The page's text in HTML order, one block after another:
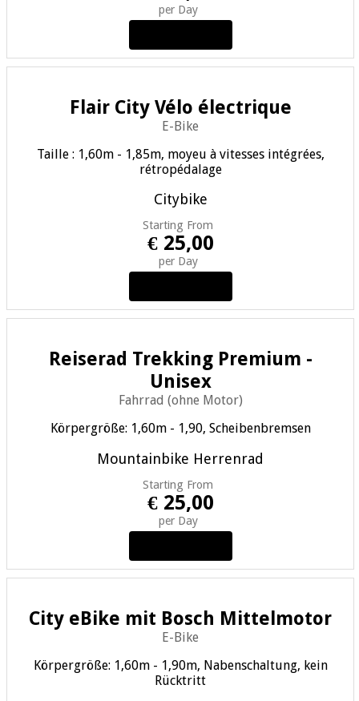
per Day
Flair City Vélo électrique
E-Bike
Taille : 1,60m - 1,85m, moyeu à vitesses intégrées,
rétropédalage
Citybike
Starting From
€ 25,00
per Day
Reiserad Trekking Premium -
Unisex
Fahrrad (ohne Motor)
Körpergröße: 1,60m - 1,90, Scheibenbremsen
Mountainbike Herrenrad
Starting From
€ 25,00
per Day
City eBike mit Bosch Mittelmotor
E-Bike
Körpergröße: 1,60m - 1,90m, Nabenschaltung, kein
Rücktritt